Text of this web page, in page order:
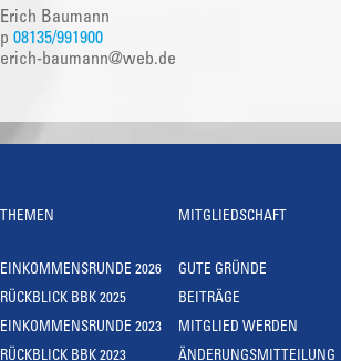
Erich Baumann
p 08135/991900
erich-baumann@web.de
THEMEN
EINKOMMENSRUNDE 2026
RÜCKBLICK BBK 2025
EINKOMMENSRUNDE 2023
RÜCKBLICK BBK 2023
MITGLIEDSCHAFT
GUTE GRÜNDE
BEITRÄGE
MITGLIED WERDEN
ÄNDERUNGSMITTEILUNG